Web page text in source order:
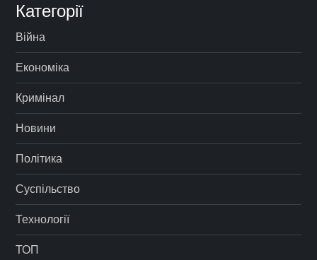
Категорії
Війна
Економіка
Кримінал
Новини
Політика
Суспільство
Технології
ТОП